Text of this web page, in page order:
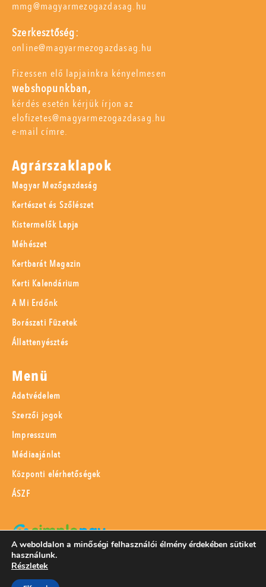
mmg@magyarmezogazdasag.hu
Szerkesztőség:
online@magyarmezogazdasag.hu
Fizessen elő lapjainkra kényelmesen
webshopunkban,
kérdés esetén kérjük írjon az
elofizetes@magyarmezogazdasag.hu
e-mail címre.
Agrárszaklapok
Magyar Mezőgazdaság
Kertészet és Szőlészet
Kistermelők Lapja
Méhészet
Kertbarát Magazin
Kerti Kalendárium
A Mi Erdőnk
Borászati Füzetek
Állattenyésztés
Menü
Adatvédelem
Szerzői jogok
Impresszum
Médiaajánlat
Központi elérhetőségek
ÁSZF
SimplePay adattovábbítási nyilatkozat
A weboldalon a minőségi felhasználói élmény érdekében sütiket
használunk.
Részletek